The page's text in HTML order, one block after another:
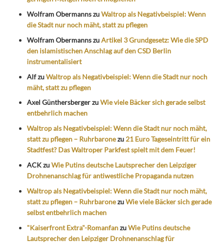
Wolfram ObermannszuWaltrop als Negativbeispiel: Wenn
die Stadt nur noch mäht, statt zu pflegen
Wolfram ObermannszuArtikel 3 Grundgesetz: Wie die SPD
den islamistischen Anschlag auf den CSD Berlin
instrumentalisiert
AlfzuWaltrop als Negativbeispiel: Wenn die Stadt nur noch
mäht, statt zu pflegen
Axel GünthersbergerzuWie viele Bäcker sich gerade selbst
entbehrlich machen
Waltrop als Negativbeispiel: Wenn die Stadt nur noch mäht,
statt zu pflegen – Ruhrbaronezu 21 Euro Tageseintritt für ein
Stadtfest? Das Waltroper Parkfest spielt mit dem Feuer!
ACKzuWie Putins deutsche Lautsprecher den Leipziger
Drohnenanschlag für antiwestliche Propaganda nutzen
Waltrop als Negativbeispiel: Wenn die Stadt nur noch mäht,
statt zu pflegen – RuhrbaronezuWie viele Bäcker sich gerade
selbst entbehrlich machen
"Kaiserfront Extra"-RomanfanzuWie Putins deutsche
Lautsprecher den Leipziger Drohnenanschlag für